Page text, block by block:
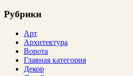
Рубрики
Арт
Архитектура
Ворота
Главная категория
Декор